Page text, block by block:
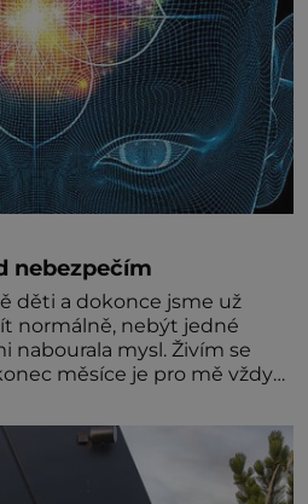
nebezpečím
děti a dokonce jsme už
normálně, nebýt jedné
nabourala mysl. Živím se
měsíce je pro mě vždy
čím dál častěji volá o
Dalo by se